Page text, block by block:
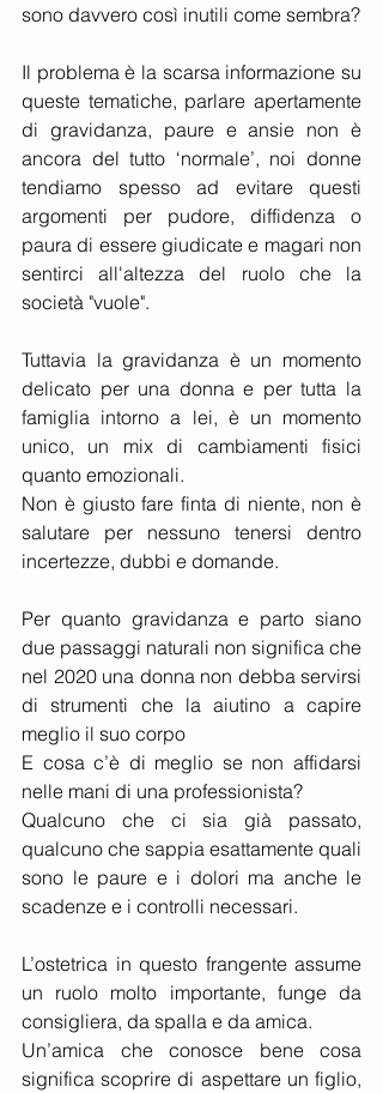
sono davvero così inutili come sembra?
Il problema è la scarsa informazione su
queste tematiche, parlare apertamente
di gravidanza, paure e ansie non è
ancora del tutto ‘normale’, noi donne
tendiamo spesso ad evitare questi
argomenti per pudore, diffidenza o
paura di essere giudicate e magari non
sentirci all'altezza del ruolo che la
società "vuole".
Tuttavia la gravidanza è un momento
delicato per una donna e per tutta la
famiglia intorno a lei, è un momento
unico, un mix di cambiamenti fisici
quanto emozionali.
Non è giusto fare finta di niente, non è
salutare per nessuno tenersi dentro
incertezze, dubbi e domande.
Per quanto gravidanza e parto siano
due passaggi naturali non significa che
nel 2020 una donna non debba servirsi
di strumenti che la aiutino a capire
meglio il suo corpo
E cosa c’è di meglio se non affidarsi
nelle mani di una professionista?
Qualcuno che ci sia già passato,
qualcuno che sappia esattamente quali
sono le paure e i dolori ma anche le
scadenze e i controlli necessari.
L’ostetrica in questo frangente assume
un ruolo molto importante, funge da
consigliera, da spalla e da amica.
Un’amica che conosce bene cosa
significa scoprire di aspettare un figlio,